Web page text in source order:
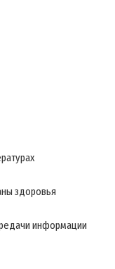
здоровья
информации